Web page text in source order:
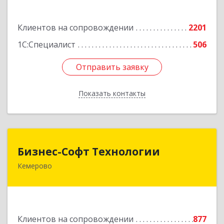
Клиентов на сопровождении
2201
1С:Специалист
506
Отправить заявку
Показать контакты
Отправить заявку
Назад
Бизнес-Софт Технологии
Кемерово
Клиентов на сопровождении
877
Бизнес-Софт Технологии
650992, Кемеровская область - Кузбасс обл,